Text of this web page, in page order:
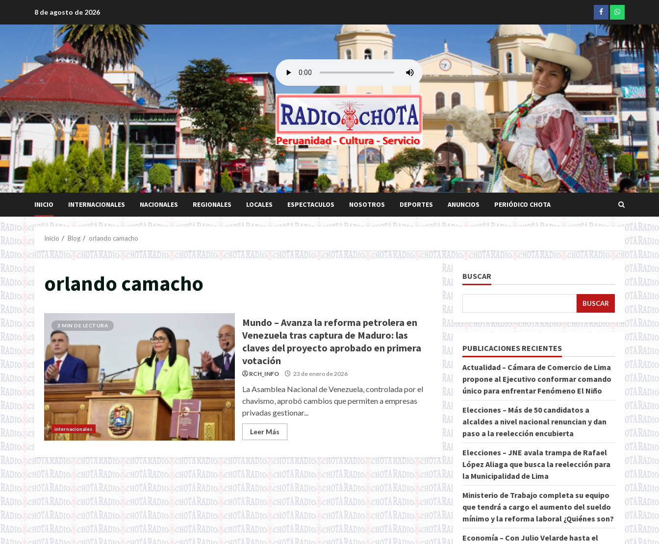
8 de agosto de 2026 Facebookwhatsapp
INICIO INTERNACIONALES NACIONALES REGIONALES LOCALES ESPECTACULOS NOSOTROS DEPORTES ANUNCIOS PERIÓDICO CHOTA
Inicio Blog orlando camacho
orlando camacho
3 MIN DE LECTURA
internacionales
Mundo – Avanza la reforma petrolera en
Venezuela tras captura de Maduro: las
claves del proyecto aprobado en primera
votación
RCH_INFO 23 de enero de 2026
La Asamblea Nacional de Venezuela, controlada por el
chavismo, aprobó cambios que permiten a empresas
privadas gestionar...
Leer Más
BUSCAR
BUSCAR
PUBLICACIONES RECIENTES
Actualidad – Cámara de Comercio de Lima
propone al Ejecutivo conformar comando
único para enfrentar Fenómeno El Niño
Elecciones – Más de 50 candidatos a
alcaldes a nivel nacional renuncian y dan
paso a la reelección encubierta
Elecciones – JNE avala trampa de Rafael
López Aliaga que busca la reelección para
la Municipalidad de Lima
Ministerio de Trabajo completa su equipo
que tendrá a cargo el aumento del sueldo
mínimo y la reforma laboral ¿Quiénes son?
Economía – Con Julio Velarde hasta el